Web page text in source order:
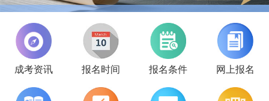
成考资讯 报名时间 报名条件 网上报名